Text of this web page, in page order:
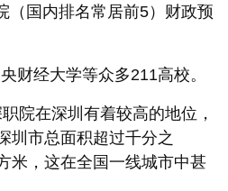
国内排名常居前5）财政预
财经大学等众多211高校。
院在深圳有着较高的地位，
圳市总面积超过千分之
米，这在全国一线城市中甚